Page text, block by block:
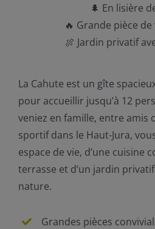
🌲 En lisière
🔥 Grande pièce
🍖 Jardin privatif
La Cahute est un gîte
pour accueillir jusqu’à 12
veniez en famille, entre amis
sportif dans le Haut-Jura,
espace de vie, d’une cuisine
terrasse et d’un jardin
nature.
Grandes pièces